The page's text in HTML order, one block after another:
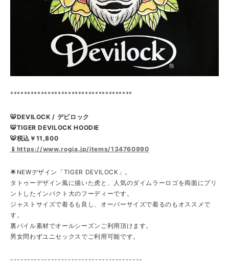
************************************
🐯DEVILOCK / デビロック
🐯TIGER DEVILOCK HOODIE
🐯税込￥11,800
📱https://www.rogia.jp/items/134760990
🌟NEWデザイン「TIGER DEVILOCK」。
タトゥーデザイン風に描いた虎と、人気のダイムラーロゴを両面にプリ
ントしたインパクト大のフーディーです。
ジャストサイズで着るも良し、オーバーサイズで着るのもオススメで
す。
裏パイル素材でオールシーズンご利用頂けます。
男女問わずユニセックスでご利用可能です。
---------------------------------------